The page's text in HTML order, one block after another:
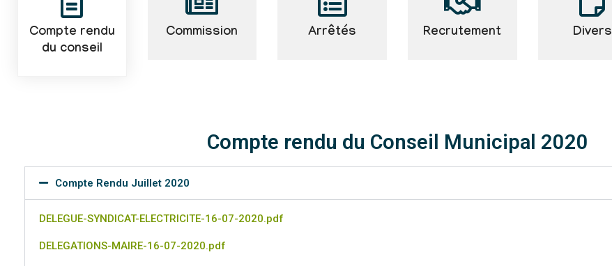
Compte rendu
du conseil
Commission Arrêtés Recrutement Divers
Compte rendu du Conseil Municipal 2020
Compte Rendu Juillet 2020
DELEGUE-SYNDICAT-ELECTRICITE-16-07-2020.pdf
DELEGATIONS-MAIRE-16-07-2020.pdf